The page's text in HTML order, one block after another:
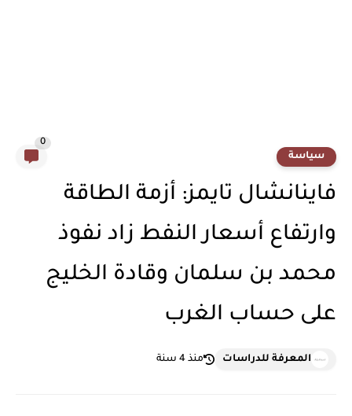
سياسة
0
فاينانشال تايمز: أزمة الطاقة
وارتفاع أسعار النفط زاد نفوذ
محمد بن سلمان وقادة الخليج
على حساب الغرب
المعرفة للدراسات منذ 4 سنة